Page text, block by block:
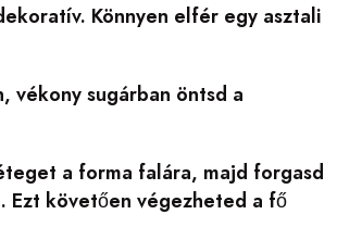
Könnyen elfér egy asztali
vékony sugárban öntsd a
a forma falára, majd forgasd
Ezt követően végezheted a fő